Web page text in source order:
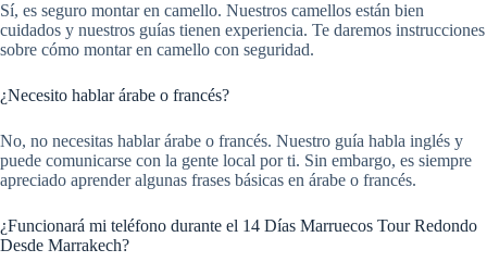
Sí, es seguro montar en camello. Nuestros camellos están bien
cuidados y nuestros guías tienen experiencia. Te daremos instrucciones
sobre cómo montar en camello con seguridad.
¿Necesito hablar árabe o francés?
No, no necesitas hablar árabe o francés. Nuestro guía habla inglés y
puede comunicarse con la gente local por ti. Sin embargo, es siempre
apreciado aprender algunas frases básicas en árabe o francés.
¿Funcionará mi teléfono durante el 14 Días Marruecos Tour Redondo
Desde Marrakech?